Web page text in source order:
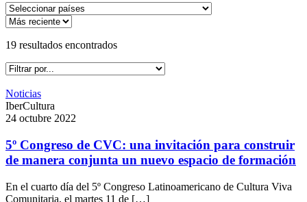
19 resultados encontrados
Noticias
IberCultura
24 octubre 2022
5º Congreso de CVC: una invitación para construir
de manera conjunta un nuevo espacio de formación
En el cuarto día del 5º Congreso Latinoamericano de Cultura Viva
Comunitaria, el martes 11 de […]